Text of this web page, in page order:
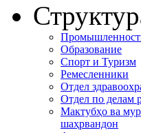
Образование
Спорт и Туризм
Ремесленники
Отдел
Отдел по делам
Мактубҳо ва
шаҳрвандон